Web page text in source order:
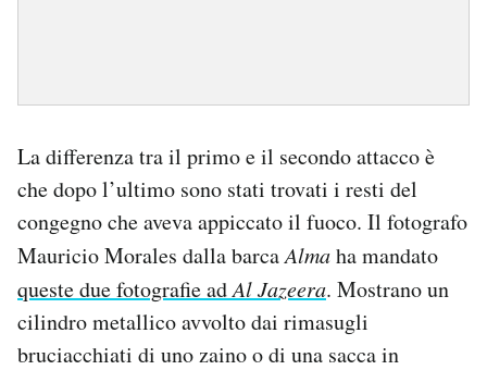
La differenza tra il primo e il secondo attacco è
che dopo l’ultimo sono stati trovati i resti del
congegno che aveva appiccato il fuoco. Il fotografo
Mauricio Morales dalla barcaAlmaha mandato
queste due fotografie adAl Jazeera. Mostrano un
cilindro metallico avvolto dai rimasugli
bruciacchiati di uno zaino o di una sacca in